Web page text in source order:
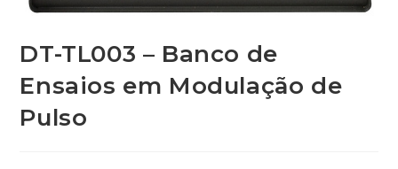
DT-TL003 – Banco de
Ensaios em Modulação de
Pulso